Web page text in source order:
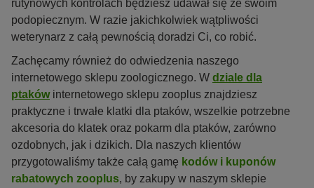
rutynowych kontrolach będziesz udawał się ze swoim
podopiecznym. W razie jakichkolwiek wątpliwości
weterynarz z całą pewnością doradzi Ci, co robić.
Zachęcamy również do odwiedzenia naszego
internetowego sklepu zoologicznego. W dziale dla
ptakówinternetowego sklepu zooplus znajdziesz
praktyczne i trwałe klatki dla ptaków, wszelkie potrzebne
akcesoria do klatek oraz pokarm dla ptaków, zarówno
ozdobnych, jak i dzikich. Dla naszych klientów
przygotowaliśmy także całą gamę kodów i kuponów
rabatowych zooplus, by zakupy w naszym sklepie